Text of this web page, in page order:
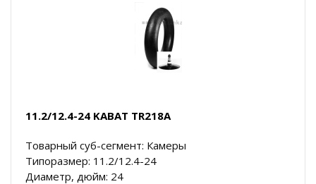
11.2/12.4-24 KABAT TR218A
Товарный суб-сегмент: Камеры
Типоразмер: 11.2/12.4-24
Диаметр, дюйм: 24